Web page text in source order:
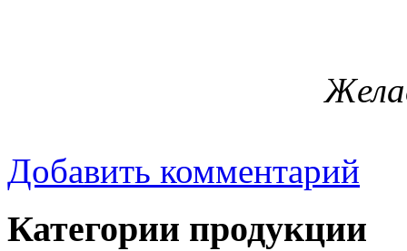
Добавить комментарий
Категории продукции